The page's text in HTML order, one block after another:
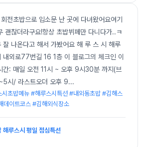
전초밥으로 입소문 난 곳에 다녀왔어요여기
괜찮더라구요!항상 초밥뷔페만 다니다가..ㅋ
잘 나온다고 해서 가봤어요 해 루 스 시 해루
내외로77번길 16 1층 이 블로그의 체크인 이
간: 매일 오전 11시 ~ 오후 9시30분 까지(브
시/ 라스트오더 오후 9...
초밥메뉴 #해루스시특선 #내외동초밥 #김해스
데이트코스 #김해외식장소
해루스시 평일 점심특선